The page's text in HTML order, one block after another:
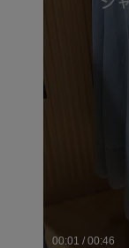
00:01 / 00:46